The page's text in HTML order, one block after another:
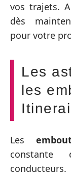
vos trajets.
dès
pour votre
Les
les
Les